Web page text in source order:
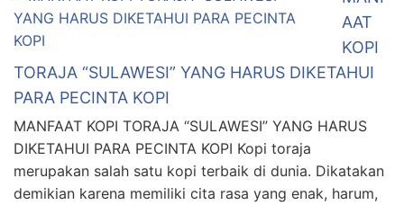
AAT
KOPI
TORAJA “SULAWESI” YANG HARUS DIKETAHUI
PARA PECINTA KOPI
MANFAAT KOPI TORAJA “SULAWESI” YANG HARUS
DIKETAHUI PARA PECINTA KOPI Kopi toraja
merupakan salah satu kopi terbaik di dunia. Dikatakan
demikian karena memiliki cita rasa yang enak, harum,